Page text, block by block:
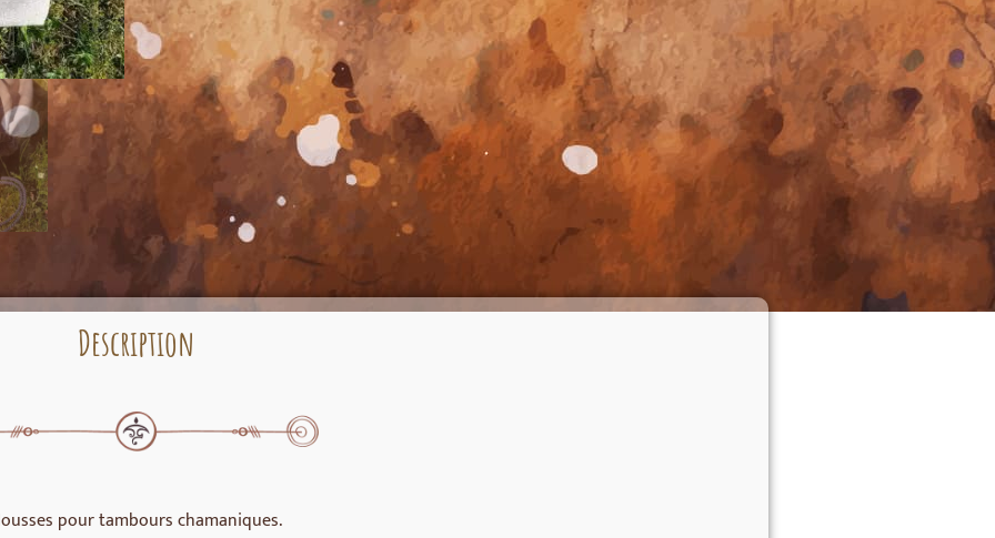
Description
pour tambours chamaniques.